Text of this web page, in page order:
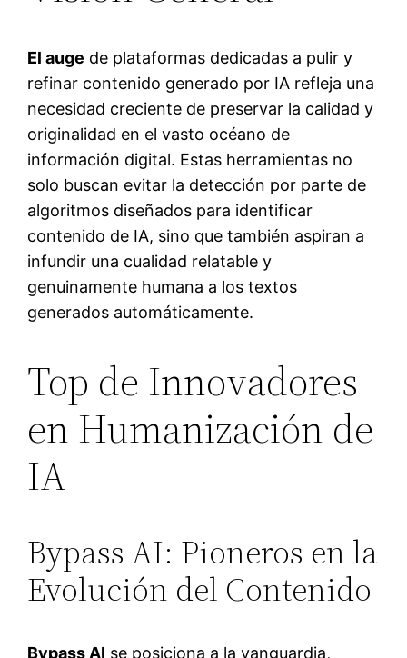
El auge de plataformas dedicadas a pulir y
refinar contenido generado por IA refleja una
necesidad creciente de preservar la calidad y
originalidad en el vasto océano de
información digital. Estas herramientas no
solo buscan evitar la detección por parte de
algoritmos diseñados para identificar
contenido de IA, sino que también aspiran a
infundir una cualidad relatable y
genuinamente humana a los textos
generados automáticamente.
Top de Innovadores
en Humanización de
IA
Bypass AI: Pioneros en la
Evolución del Contenido
Bypass AI se posiciona a la vanguardia,